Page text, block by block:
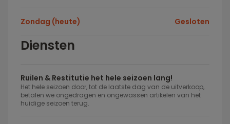
Zondag (heute) Gesloten
Diensten
Ruilen & Restitutie het hele seizoen lang!
Het hele seizoen door, tot de laatste dag van de uitverkoop,
betalen we ongedragen en ongewassen artikelen van het
huidige seizoen terug.